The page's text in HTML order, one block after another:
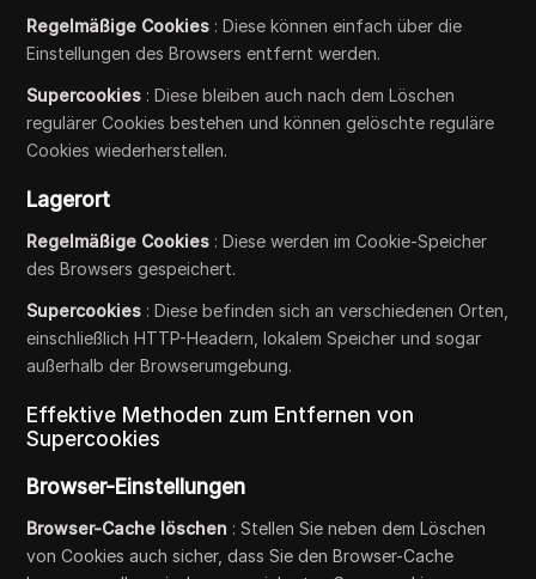
Regelmäßige Cookies : Diese können einfach über die
Einstellungen des Browsers entfernt werden.
Supercookies : Diese bleiben auch nach dem Löschen
regulärer Cookies bestehen und können gelöschte reguläre
Cookies wiederherstellen.
Lagerort
Regelmäßige Cookies : Diese werden im Cookie-Speicher
des Browsers gespeichert.
Supercookies : Diese befinden sich an verschiedenen Orten,
einschließlich HTTP-Headern, lokalem Speicher und sogar
außerhalb der Browserumgebung.
Effektive Methoden zum Entfernen von
Supercookies
Browser-Einstellungen
Browser-Cache löschen : Stellen Sie neben dem Löschen
von Cookies auch sicher, dass Sie den Browser-Cache